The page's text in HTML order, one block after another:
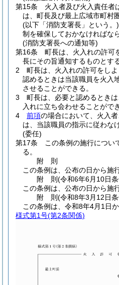
第15条
火入者及び火入責任者
は、町長及び最上広域市町村
(以下「消防支署長」という。)
制を確保しておかなければな
(消防支署長への通知等)
第16条
町長は、火入れの許可
長にその旨通知するものとする
2
町長は、火入れの許可をし
認めるときは当該職員を火入
させることができる。
3
町長は、必要と認めるとき
入れに立ち会わせることがで
4
前項の場合において、火入
は、当該職員の指示に従わな
(委任)
第17条
この条例の施行につい
る。
附 則
この条例は、公布の日から施
附 則(令和6年6月10日
この条例は、公布の日から施
附 則(令和8年3月12日
この条例は、令和8年4月1日か
様式第1号(第2条関係)